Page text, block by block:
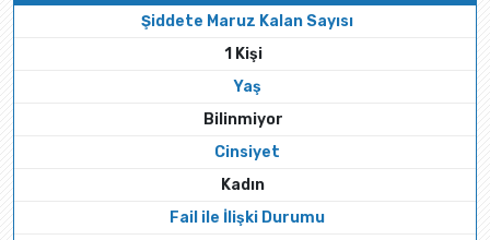
Şiddete Maruz Kalan Sayısı
1 Kişi
Yaş
Bilinmiyor
Cinsiyet
Kadın
Fail ile İlişki Durumu